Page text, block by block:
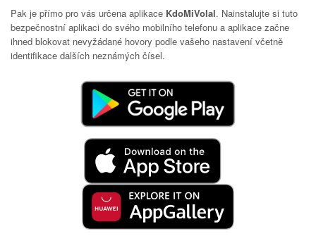
Pak je přímo pro vás určena aplikace KdoMiVolal. Nainstalujte si tuto
bezpečnostní aplikaci do svého mobilního telefonu a aplikace začne
ihned blokovat nevyžádané hovory podle vašeho nastavení včetně
identifikace dalších neznámých čísel.